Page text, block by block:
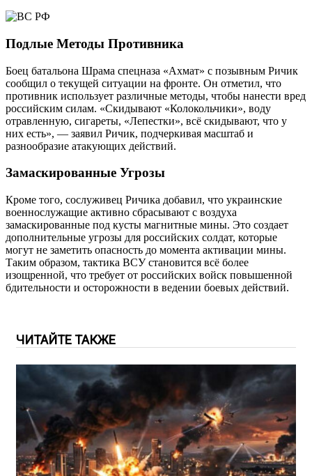
Подлые Методы Противника
Боец батальона Шрама спецназа «Ахмат» с позывным Ричик
сообщил о текущей ситуации на фронте. Он отметил, что
противник использует различные методы, чтобы нанести вред
российским силам. «Скидывают «Колокольчики», воду
отравленную, сигареты, «Лепестки», всё скидывают, что у
них есть», — заявил Ричик, подчеркивая масштаб и
разнообразие атакующих действий.
Замаскированные Угрозы
Кроме того, сослуживец Ричика добавил, что украинские
военнослужащие активно сбрасывают с воздуха
замаскированные под кусты магнитные мины. Это создает
дополнительные угрозы для российских солдат, которые
могут не заметить опасность до момента активации мины.
Таким образом, тактика ВСУ становится всё более
изощренной, что требует от российских войск повышенной
бдительности и осторожности в ведении боевых действий.
ЧИТАЙТЕ ТАКЖЕ